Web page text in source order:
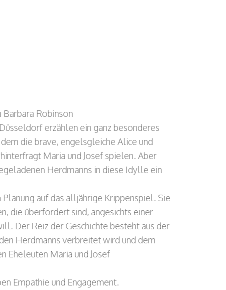
Robinson
erzählen ein ganz besonderes
die brave, engelsgleiche Alice und
Maria und Josef spielen. Aber
Herdmanns in diese Idylle ein
auf das alljährige Krippenspiel. Sie
die überfordert sind, angesichts einer
Der Reiz der Geschichte besteht aus der
Herdmanns verbreitet wird und dem
Eheleuten Maria und Josef
Empathie und Engagement.